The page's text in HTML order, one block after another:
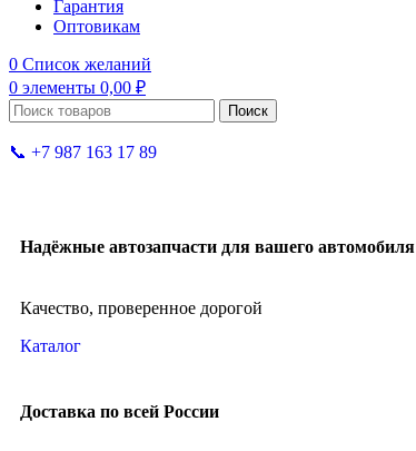
Гарантия
Оптовикам
0 Список желаний
0 элементы 0,00 ₽
Поиск
📞 +7 987 163 17 89
Надёжные автозапчасти для вашего автомобиля
Качество, проверенное дорогой
Каталог
Доставка по всей России